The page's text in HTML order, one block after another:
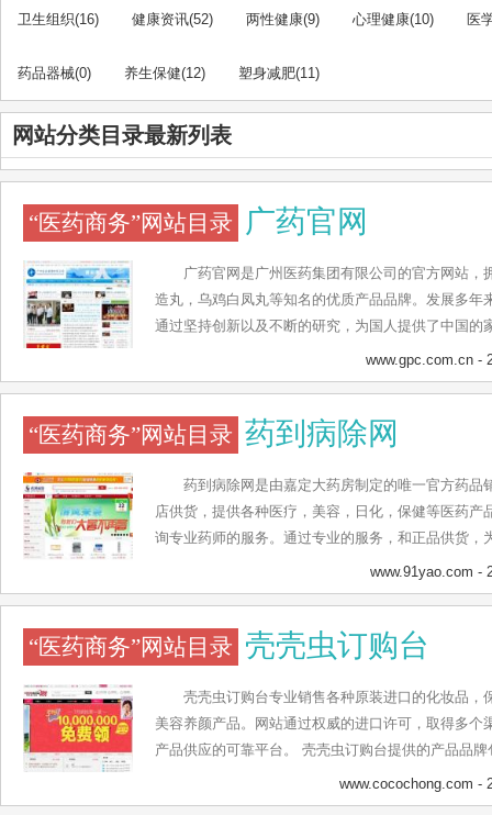
卫生组织(16) 健康资讯(52) 两性健康(9) 心理健康(10) 医
药品器械(0) 养生保健(12) 塑身减肥(11)
网站分类目录最新列表
“医药商务”网站目录 广药官网
广药官网是广州医药集团有限公司的官方网站，
造丸，乌鸡白凤丸等知名的优质产品品牌。发展多年
通过坚持创新以及不断的研究，为国人提供了中国的
经过国家药物药品监管部门审批，拥有合格制药，
格把关的良心企业。
www.gpc.com.cn -
“医药商务”网站目录 药到病除网
药到病除网是由嘉定大药房制定的唯一官方药品
店供货，提供各种医疗，美容，日化，保健等医药产
询专业药师的服务。通过专业的服务，和正品供货，
www.91yao.com -
“医药商务”网站目录 壳壳虫订购台
壳壳虫订购台专业销售各种原装进口的化妆品，
美容养颜产品。网站通过权威的进口许可，取得多个
产品供应的可靠平台。 壳壳虫订购台提供的产品品
www.cocochong.com -